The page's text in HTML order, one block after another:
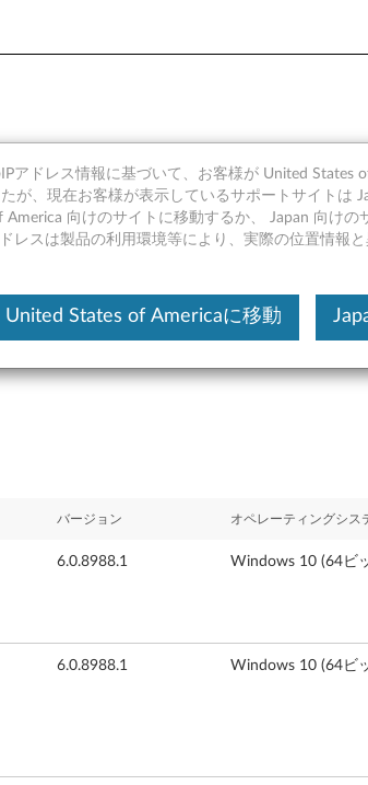
ーディオ ドライ
バージョン オペレーティングシス
6.0.8988.1 Windows 10 (64ビ
6.0.8988.1 Windows 10 (64ビ
アドレス情報に基づいて、お客様が United States
が、現在お客様が表示しているサポートサイトは
America 向けのサイトに移動するか、 Japan 向けの
レスは製品の利用環境等により、実際の位置情報と
United States of Americaに移動